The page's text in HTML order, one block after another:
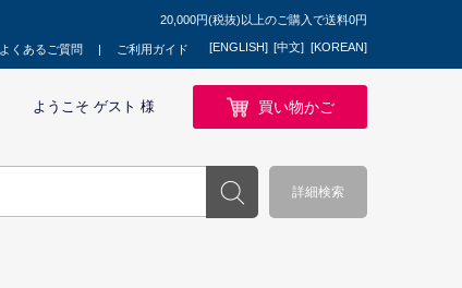
20,000円(税抜)以上のご購入で送料0円
よくあるご質問 ご利用ガイド [ENGLISH] [中文] [KOREAN]
ようこそ ゲスト 様 買い物かご
詳細検索